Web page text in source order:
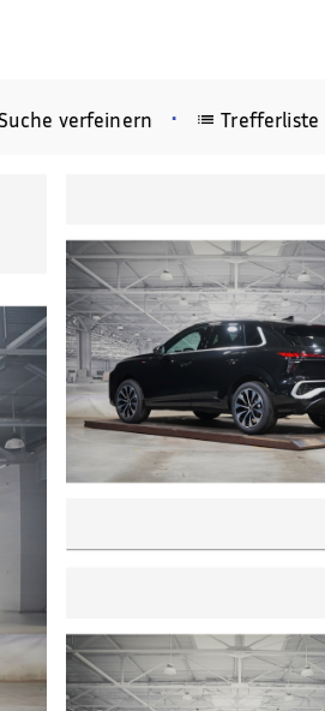
verfeinern • Trefferliste